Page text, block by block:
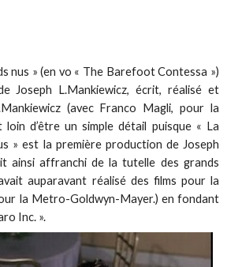
nus » (en vo « The Barefoot Contessa »)
Joseph L.Mankiewicz, écrit, réalisé et
(avec Franco Magli, pour la
d’être un simple détail puisque « La
» est la première production de Joseph
ainsi affranchi de la tutelle des grands
auparavant réalisé des films pour la
la Metro-Goldwyn-Mayer.) en fondant
Inc. ».